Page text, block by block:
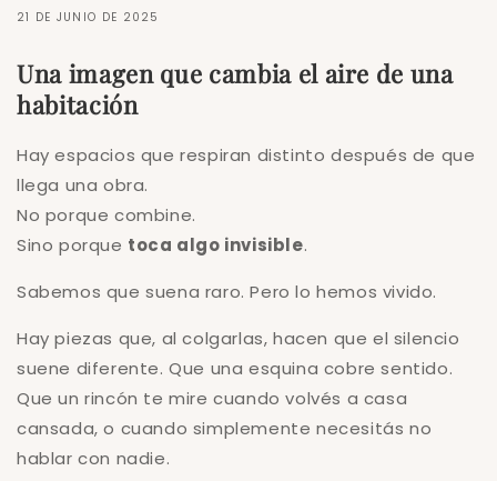
21 DE JUNIO DE 2025
Una imagen que cambia el aire de una
habitación
Hay espacios que respiran distinto después de que
llega una obra.
No porque combine.
Sino porque toca algo invisible.
Sabemos que suena raro. Pero lo hemos vivido.
Hay piezas que, al colgarlas, hacen que el silencio
suene diferente. Que una esquina cobre sentido.
Que un rincón te mire cuando volvés a casa
cansada, o cuando simplemente necesitás no
hablar con nadie.